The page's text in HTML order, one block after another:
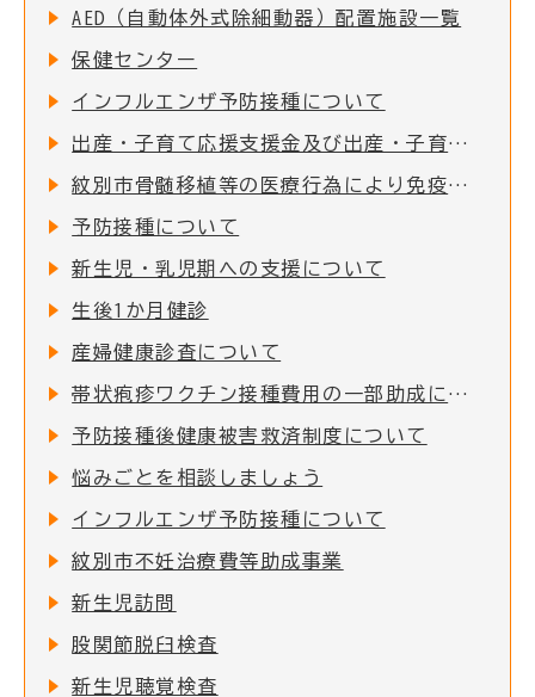
AED（自動体外式除細動器）配置施設一覧
保健センター
インフルエンザ予防接種について
出産・子育て応援支援金及び出産・子育て応援ギフト(妊婦支援給付)について
紋別市骨髄移植等の医療行為により免疫を失った者に対する予防接種費用助成
予防接種について
新生児・乳児期への支援について
生後1か月健診
産婦健康診査について
帯状疱疹ワクチン接種費用の一部助成について
予防接種後健康被害救済制度について
悩みごとを相談しましょう
インフルエンザ予防接種について
紋別市不妊治療費等助成事業
新生児訪問
股関節脱臼検査
新生児聴覚検査